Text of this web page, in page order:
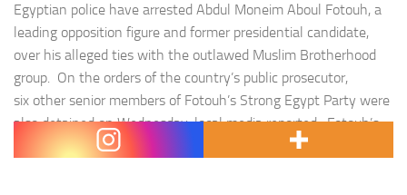
Egyptian police have arrested Abdul Moneim Aboul Fotouh, a
leading opposition figure and former presidential candidate,
over his alleged ties with the outlawed Muslim Brotherhood
group. On the orders of the country’s public prosecutor,
six other senior members of Fotouh’s Strong Egypt Party were
also detained on Wednesday, local media reported. Fotouh’s
son confirmed his father’s arrest from…